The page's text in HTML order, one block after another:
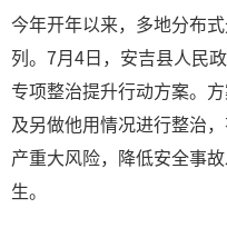
今年开年以来，多地分布
列。7月4日，安吉县人民
专项整治提升行动方案。
及另做他用情况进行整治
产重大风险，降低安全事
生。